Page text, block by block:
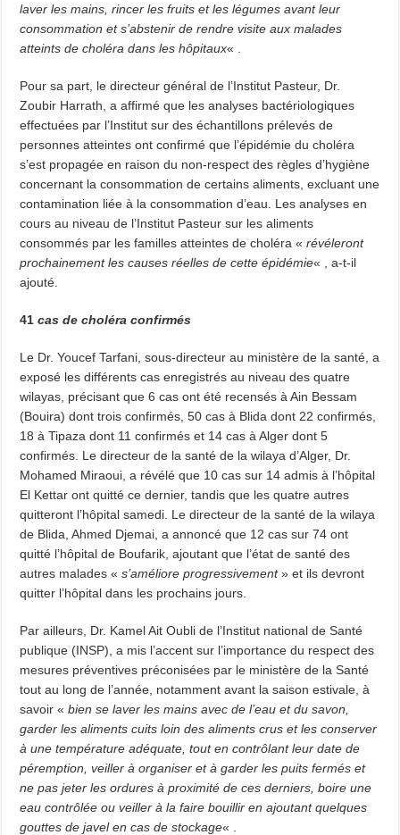
laver les mains, rincer les fruits et les légumes avant leur
consommation et s’abstenir de rendre visite aux malades
atteints de choléra dans les hôpitaux« .
Pour sa part, le directeur général de l’Institut Pasteur, Dr.
Zoubir Harrath, a affirmé que les analyses bactériologiques
effectuées par l’Institut sur des échantillons prélevés de
personnes atteintes ont confirmé que l’épidémie du choléra
s’est propagée en raison du non-respect des règles d’hygiène
concernant la consommation de certains aliments, excluant une
contamination liée à la consommation d’eau. Les analyses en
cours au niveau de l’Institut Pasteur sur les aliments
consommés par les familles atteintes de choléra «révéleront
prochainement les causes réelles de cette épidémie« , a-t-il
ajouté.
41 cas de choléra confirmés
Le Dr. Youcef Tarfani, sous-directeur au ministère de la santé, a
exposé les différents cas enregistrés au niveau des quatre
wilayas, précisant que 6 cas ont été recensés à Ain Bessam
(Bouira) dont trois confirmés, 50 cas à Blida dont 22 confirmés,
18 à Tipaza dont 11 confirmés et 14 cas à Alger dont 5
confirmés. Le directeur de la santé de la wilaya d’Alger, Dr.
Mohamed Miraoui, a révélé que 10 cas sur 14 admis à l’hôpital
El Kettar ont quitté ce dernier, tandis que les quatre autres
quitteront l’hôpital samedi. Le directeur de la santé de la wilaya
de Blida, Ahmed Djemai, a annoncé que 12 cas sur 74 ont
quitté l’hôpital de Boufarik, ajoutant que l’état de santé des
autres malades «s’améliore progressivement» et ils devront
quitter l’hôpital dans les prochains jours.
Par ailleurs, Dr. Kamel Ait Oubli de l’Institut national de Santé
publique (INSP), a mis l’accent sur l’importance du respect des
mesures préventives préconisées par le ministère de la Santé
tout au long de l’année, notamment avant la saison estivale, à
savoir «bien se laver les mains avec de l’eau et du savon,
garder les aliments cuits loin des aliments crus et les conserver
à une température adéquate, tout en contrôlant leur date de
péremption, veiller à organiser et à garder les puits fermés et
ne pas jeter les ordures à proximité de ces derniers, boire une
eau contrôlée ou veiller à la faire bouillir en ajoutant quelques
gouttes de javel en cas de stockage« .